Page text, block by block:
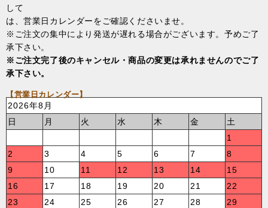
して
は、営業日カレンダーをご確認くださいませ。
※ご注文の集中により発送が遅れる場合がございます。予めご了
承下さい。
※ご注文完了後のキャンセル・商品の変更は承れませんのでご了
承下さい。
【営業日カレンダー】
2026年8月
日
月 火 水 木 金
土
1
2
3 4 5 6 7
8
9
10 11 12 13 14
15
16
17 18 19 20 21
22
23
24 25 26 27 28
29